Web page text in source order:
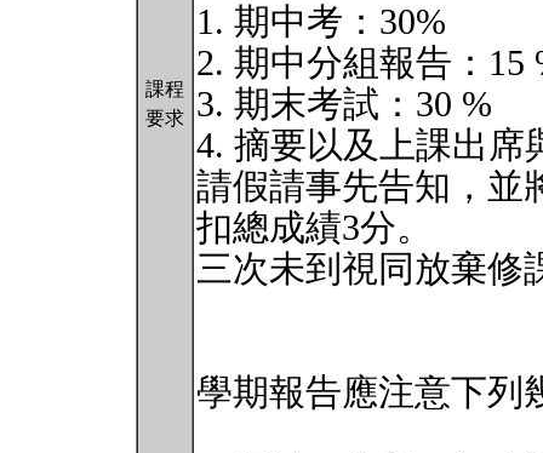
課程
要求
1. 期中考：30%
2. 期中分組報告：15
3. 期末考試：30 %
4. 摘要以及上課出席
請假請事先告知，並
扣總成績3分。
三次未到視同放棄修
學期報告應注意下列